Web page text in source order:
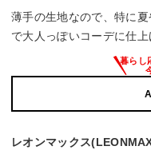
薄手の生地なので、特に
で大人っぽいコーデに仕上
レオンマックス